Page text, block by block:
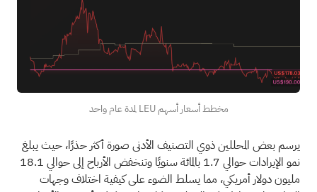
مخطط أسعار أسهم LEU لمدة عام واحد
يرسم بعض المحللين ذوي التصنيف الأدنى صورة أكثر حذرًا، حيث يبلغ
نمو الإيرادات حوالي 1.7 بالمائة سنويًا وتنخفض الأرباح إلى حوالي 18.1
مليون دولار أمريكي، مما يسلط الضوء على كيفية اختلاف وجهات